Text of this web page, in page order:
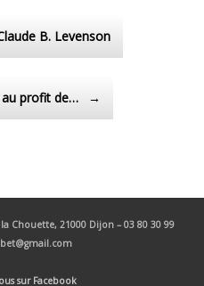
B. Levenson
au profit de… →
Chouette, 21000 Dijon – 03 80 30 99
sur Facebook